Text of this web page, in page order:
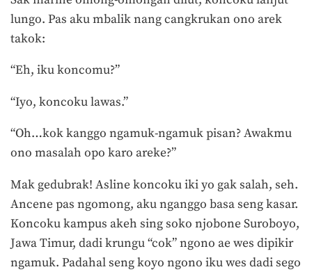
lungo. Pas aku mbalik nang cangkrukan ono arek
takok:
“Eh, iku koncomu?”
“Iyo, koncoku lawas.”
“Oh…kok kanggo ngamuk-ngamuk pisan? Awakmu
ono masalah opo karo areke?”
Mak gedubrak! Asline koncoku iki yo gak salah, seh.
Ancene pas ngomong, aku nganggo basa seng kasar.
Koncoku kampus akeh sing soko njobone Suroboyo,
Jawa Timur, dadi krungu “cok” ngono ae wes dipikir
ngamuk. Padahal seng koyo ngono iku wes dadi sego